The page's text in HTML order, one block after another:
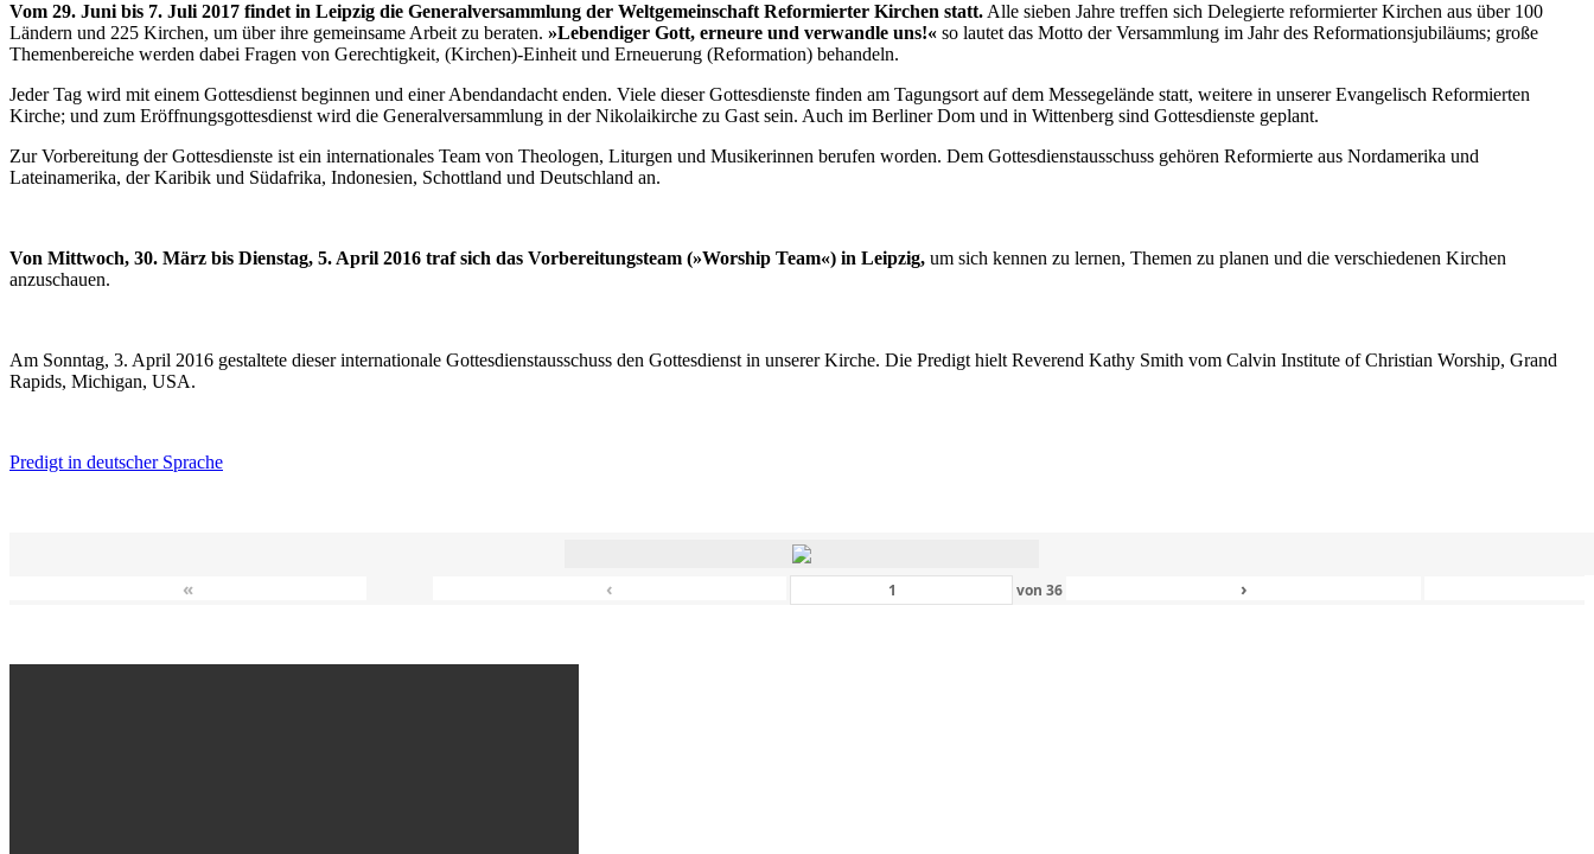
Vom 29. Juni bis 7. Juli 2017 findet in Leipzig die Generalversammlung der Weltgemeinschaft Reformierter Kirchen statt.Alle sieben Jahre treffen sich Delegierte reformierter Kirchen aus über 100
Ländern und 225 Kirchen, um über ihre gemeinsame Arbeit zu beraten. »Lebendiger Gott, erneure und verwandle uns!« so lautet das Motto der Versammlung im Jahr des Reformationsjubiläums; große
Themenbereiche werden dabei Fragen von Gerechtigkeit, (Kirchen)-Einheit und Erneuerung (Reformation) behandeln.
Jeder Tag wird mit einem Gottesdienst beginnen und einer Abendandacht enden. Viele dieser Gottesdienste finden am Tagungsort auf dem Messegelände statt, weitere in unserer Evangelisch Reformierten
Kirche; und zum Eröffnungsgottesdienst wird die Generalversammlung in der Nikolaikirche zu Gast sein. Auch im Berliner Dom und in Wittenberg sind Gottesdienste geplant.
Zur Vorbereitung der Gottesdienste ist ein internationales Team von Theologen, Liturgen und Musikerinnen berufen worden. Dem Gottesdienstausschuss gehören Reformierte aus Nordamerika und
Lateinamerika, der Karibik und Südafrika, Indonesien, Schottland und Deutschland an.
Von Mittwoch, 30. März bis Dienstag, 5. April 2016 traf sich das Vorbereitungsteam (»Worship Team«) in Leipzig, um sich kennen zu lernen, Themen zu planen und die verschiedenen Kirchen
anzuschauen.
Am Sonntag, 3. April 2016 gestaltete dieser internationale Gottesdienstausschuss den Gottesdienst in unserer Kirche. Die Predigt hielt Reverend Kathy Smith vom Calvin Institute of Christian Worship, Grand
Rapids, Michigan, USA.
Predigt in deutscher Sprache
« ‹ von36 ›